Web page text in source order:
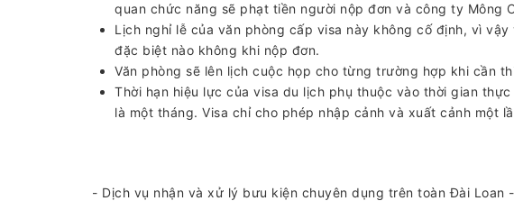
quan chức năng sẽ phạt tiền người nộp đơn và công ty Mông
Lịch nghỉ lễ của văn phòng cấp visa này không cố định, vì
đặc biệt nào không khi nộp đơn.
Văn phòng sẽ lên lịch cuộc họp cho từng trường hợp khi cần
Thời hạn hiệu lực của visa du lịch phụ thuộc vào thời gian
là một tháng. Visa chỉ cho phép nhập cảnh và xuất cảnh một
- Dịch vụ nhận và xử lý bưu kiện chuyên dụng trên toàn Đài Loan -